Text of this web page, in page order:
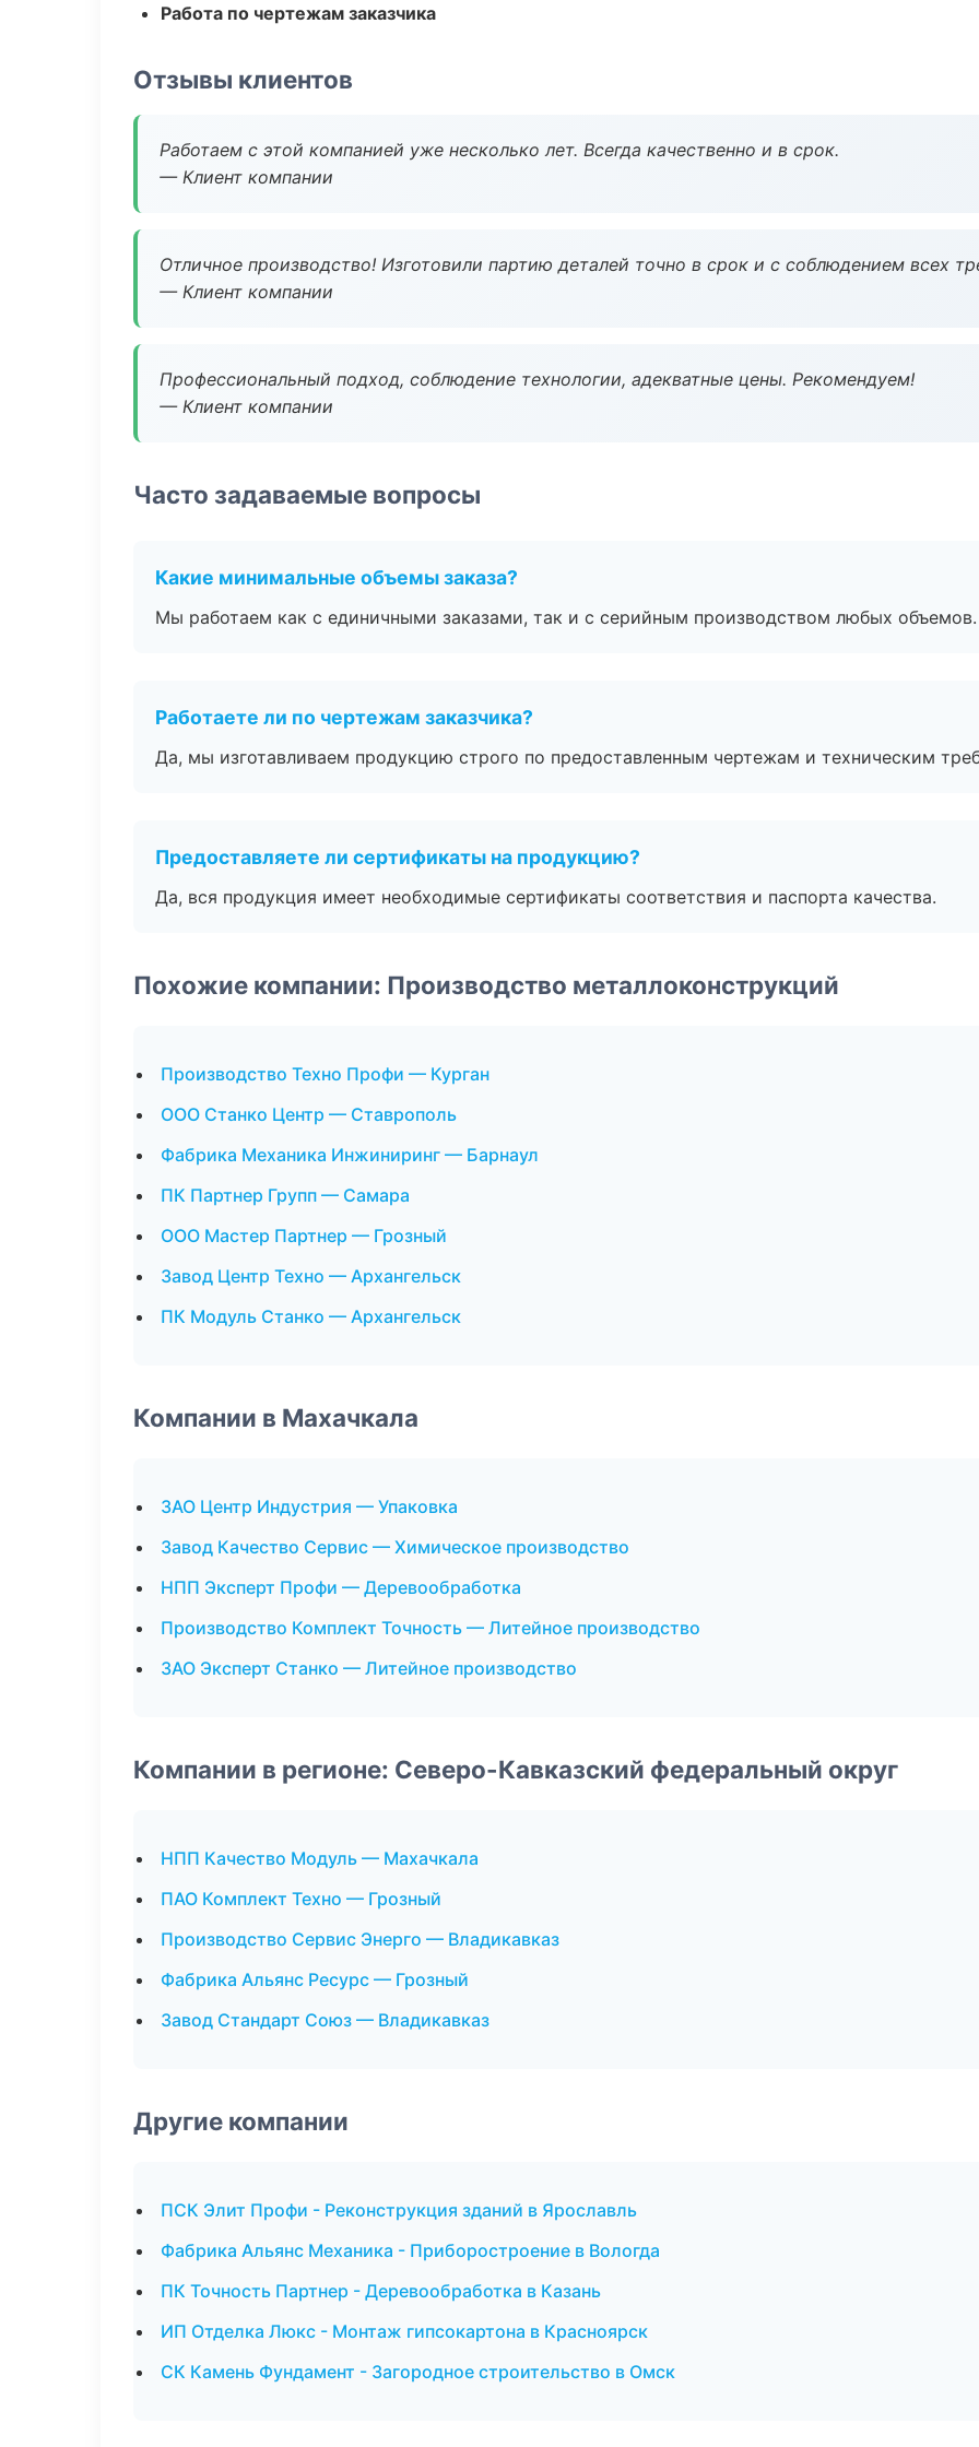
Работа по чертежам заказчика
Отзывы клиентов
Работаем с этой компанией уже несколько лет. Всегда качественно и в срок.
— Клиент компании
Отличное производство! Изготовили партию деталей точно в срок и с соблюдением всех
— Клиент компании
Профессиональный подход, соблюдение технологии, адекватные цены. Рекомендуем!
— Клиент компании
Часто задаваемые вопросы
Какие минимальные объемы заказа?
Мы работаем как с единичными заказами, так и с серийным производством любых объемов.
Работаете ли по чертежам заказчика?
Да, мы изготавливаем продукцию строго по предоставленным чертежам и техническим
Предоставляете ли сертификаты на продукцию?
Да, вся продукция имеет необходимые сертификаты соответствия и паспорта качества.
Похожие компании: Производство металлоконструкций
Производство Техно Профи — Курган
ООО Станко Центр — Ставрополь
Фабрика Механика Инжиниринг — Барнаул
ПК Партнер Групп — Самара
ООО Мастер Партнер — Грозный
Завод Центр Техно — Архангельск
ПК Модуль Станко — Архангельск
Компании в Махачкала
ЗАО Центр Индустрия — Упаковка
Завод Качество Сервис — Химическое производство
НПП Эксперт Профи — Деревообработка
Производство Комплект Точность — Литейное производство
ЗАО Эксперт Станко — Литейное производство
Компании в регионе: Северо-Кавказский федеральный округ
НПП Качество Модуль — Махачкала
ПАО Комплект Техно — Грозный
Производство Сервис Энерго — Владикавказ
Фабрика Альянс Ресурс — Грозный
Завод Стандарт Союз — Владикавказ
Другие компании
ПСК Элит Профи - Реконструкция зданий в Ярославль
Фабрика Альянс Механика - Приборостроение в Вологда
ПК Точность Партнер - Деревообработка в Казань
ИП Отделка Люкс - Монтаж гипсокартона в Красноярск
СК Камень Фундамент - Загородное строительство в Омск